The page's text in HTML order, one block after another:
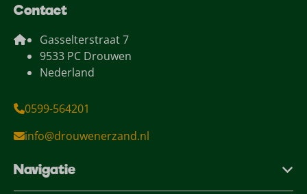
Contact
Gasselterstraat 7
9533 PC Drouwen
Nederland
0599-564201
info@drouwenerzand.nl
Navigatie